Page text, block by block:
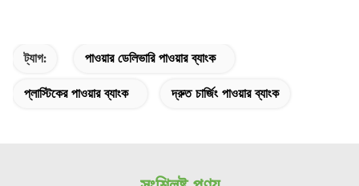
ট্যাগ: পাওয়ার ডেলিভারি পাওয়ার ব্যাংক
প্লাস্টিকের পাওয়ার ব্যাংক দ্রুত চার্জিং পাওয়ার ব্যাংক